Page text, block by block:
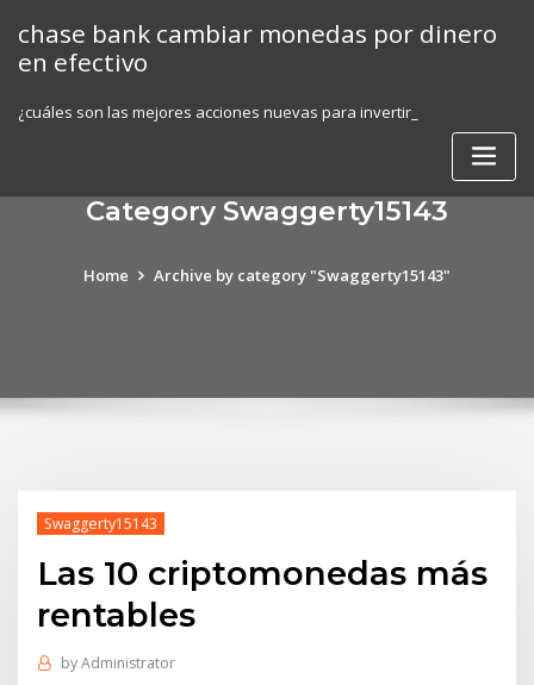
content
chase bank cambiar monedas por dinero
en efectivo
¿cuáles son las mejores acciones nuevas para invertir_
Category Swaggerty15143
Home Archive by category "Swaggerty15143"
Swaggerty15143
Las 10 criptomonedas más
rentables
byAdministrator